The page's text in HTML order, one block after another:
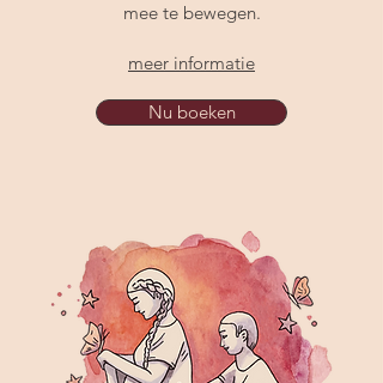
mee te bewegen.
meer informatie
Nu boeken